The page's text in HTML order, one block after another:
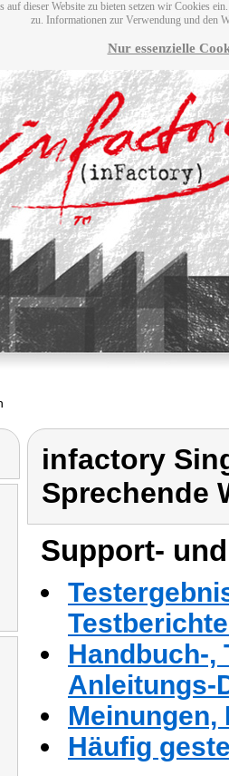
auf dieser Website zu bieten setzen wir Cookies
zu. Informationen zur Verwendung und den
Nur essenzielle
infactory
Sprechende
Support-
Handbuch-,
Anleitungs-
Häufig